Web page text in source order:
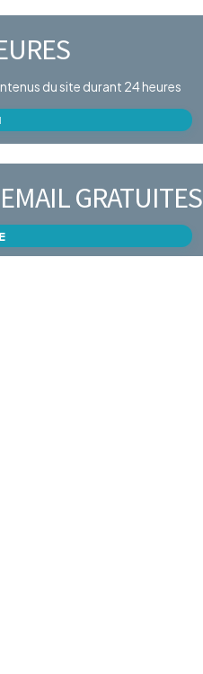
du site durant 24 heures
GRATUITES